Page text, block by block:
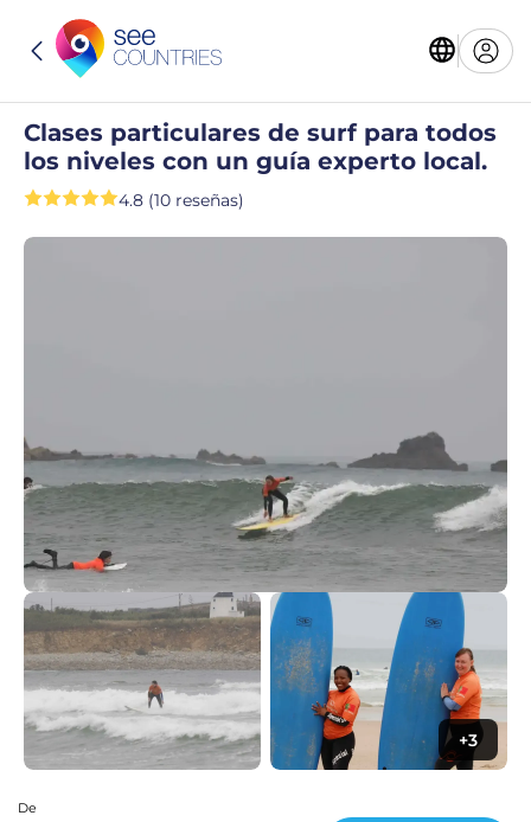
Clases particulares de surf para todos
los niveles con un guía experto local.
4.8 (10 reseñas)
+3
De